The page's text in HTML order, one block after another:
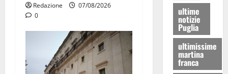
Redazione
07/08/2026
0
ultime
notizie
Puglia
ultimissime
martina
franca